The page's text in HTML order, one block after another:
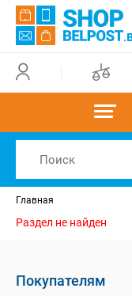
Главная
Раздел не найден
Покупателям